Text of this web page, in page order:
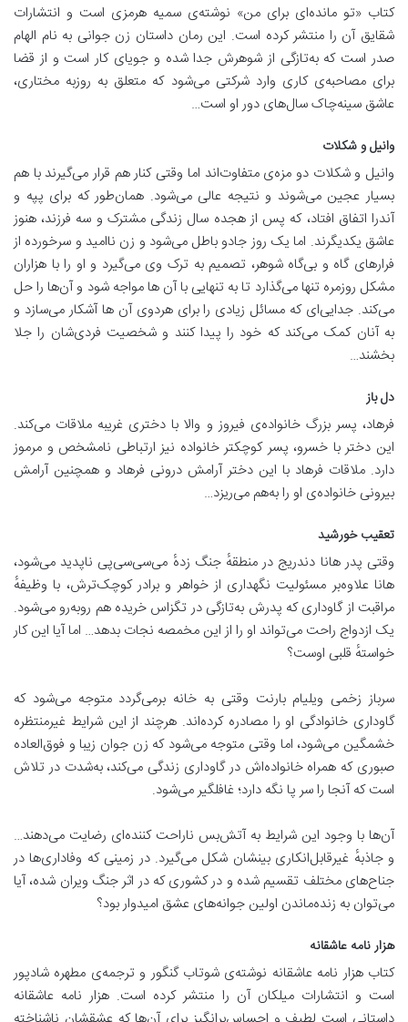
کتاب «تو مانده‌ای برای من» نوشته‌ی سمیه هرمزی است و انتشارات
شقایق آن را منتشر کرده است. این رمان داستان زن جوانی به نام الهام
صدر است که به‌تازگی از شوهرش جدا شده و جویای کار است و از قضا
برای مصاحبه‌ی کاری وارد شرکتی می‌شود که متعلق به روزبه مختاری،
عاشق سینه‌چاک سال‌های دور او است…
وانیل و شکلات
وانیل و شکلات دو مزه‌‌ی متفاوت‌اند اما وقتی کنار هم قرار می‌گیرند با هم
بسیار عجین می‌شوند و نتیجه عالی می‌شود. همان‌طور که برای پپه و
آندرا اتفاق افتاد، که پس از هجده سال زندگی مشترک و سه فرزند، هنوز
عاشق یکدیگرند. اما یک روز جادو باطل می‌شود و زن ناامید و سرخورده از
فرارهای گاه‌ و بی‌گاه شوهر، تصمیم به ترک وی می‌گیرد و او را با هزاران
مشکل روزمره تنها می‌گذارد تا به تنهایی با آن ها مواجه شود و آن‌ها را حل
می‌کند. جدایی‌ای که مسائل زیادی را برای هردوی آن ها آشکار می‌سازد و
به آنان کمک می‌کند که خود را پیدا کنند و شخصیت فردی‌شان را جلا
بخشند…
دل باز
فرهاد، پسر بزرگ خانواده‌ی فیروز و والا با دختری غریبه ملاقات می‌کند.
این دختر با خسرو، پسر کوچکتر خانواده نیز ارتباطی نامشخص و مرموز
دارد. ملاقات فرهاد با این دختر آرامش درونی فرهاد و همچنین آرامش
بیرونی خانواده‌ی او را به‌هم می‌ریزد…
تعقیب خورشید
وقتی پدر هانا دندریج در منطقهٔ جنگ زدهٔ می‌سی‌سی‌پی ناپدید می‌شود،
هانا علاوه‌بر مسئولیت نگهداری از خواهر و برادر کوچک‌ترش، با وظیفهٔ
مراقبت از گاوداری که پدرش به‌تازگی در تگزاس خریده هم روبه‌رو می‌شود.
یک ازدواج راحت می‌تواند او را از این مخمصه نجات بدهد… اما آیا این کار
خواستهٔ قلبی اوست؟
سرباز زخمی ویلیام بارنت وقتی به خانه برمی‌گردد متوجه می‌شود که
گاوداری خانوادگی او را مصادره کرده‌اند. هرچند از این شرایط غیر‌منتظره
خشمگین می‌شود، اما وقتی متوجه می‌شود که زن جوان زیبا و فوق‌العاده
صبوری که همراه خانواده‌اش در گاوداری زندگی می‌کند، به‌شدت در تلاش
است که آنجا را سر پا نگه دارد؛ غافلگیر می‌شود.
آن‌ها با وجود این شرایط به آتش‌بس ناراحت کننده‌ای رضایت می‌دهند…
و جاذبهٔ غیر‌قابل‌انکاری بینشان شکل می‌گیرد. در زمینی که وفاداری‌ها در
جناح‌های مختلف تقسیم شده و در کشوری که در اثر جنگ ویران شده، آیا
می‌توان به زنده‌ماندن اولین جوانه‌های عشق امیدوار بود؟
هزار نامه عاشقانه
کتاب هزار نامه عاشقانه نوشته‌ی شوتاب گنگور و ترجمه‌ی مطهره شادپور
است و انتشارات میلکان آن را منتشر کرده است. هزار نامه عاشقانه